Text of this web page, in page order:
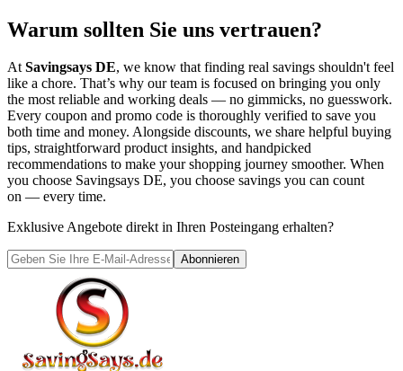
Warum sollten Sie uns vertrauen?
AtSavingsays DE, we know that finding real savings shouldn't feel
like a chore. That’s why our team is focused on bringing you only
the most reliable and working deals — no gimmicks, no guesswork.
Every coupon and promo code is thoroughly verified to save you
both time and money. Alongside discounts, we share helpful buying
tips, straightforward product insights, and handpicked
recommendations to make your shopping journey smoother. When
you choose Savingsays DE, you choose savings you can count
on — every time.
Exklusive Angebote direkt in Ihren Posteingang erhalten?
Abonnieren